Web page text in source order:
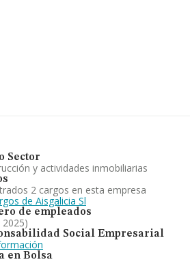
Sector
y actividades inmobiliarias
2 cargos en esta empresa
de Aisgalicia Sl
de empleados
2025)
Social Empresarial
en Bolsa